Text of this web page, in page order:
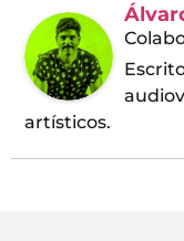
artísticos.